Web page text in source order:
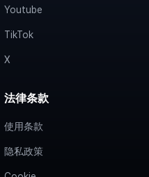
Youtube
TikTok
X
法律条款
使用条款
隐私政策